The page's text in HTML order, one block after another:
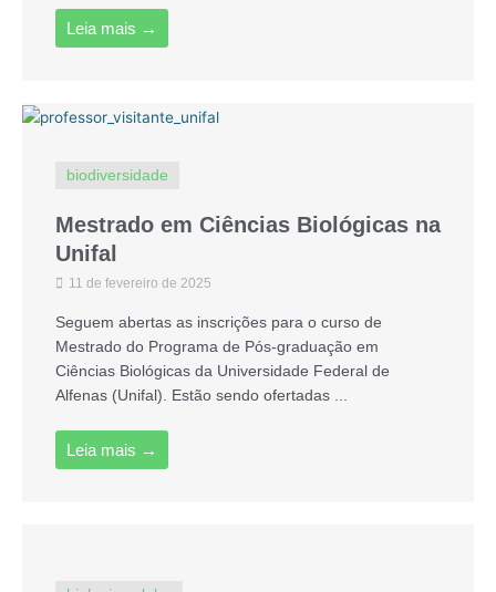
Leia mais →
biodiversidade
Mestrado em Ciências Biológicas na
Unifal
11 de fevereiro de 2025
Seguem abertas as inscrições para o curso de
Mestrado do Programa de Pós-graduação em
Ciências Biológicas da Universidade Federal de
Alfenas (Unifal). Estão sendo ofertadas ...
Leia mais →